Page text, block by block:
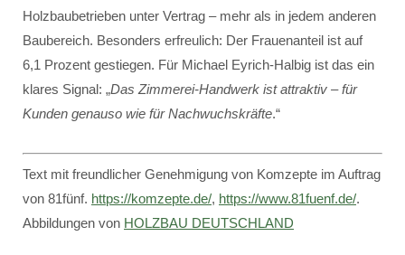
Holzbaubetrieben unter Vertrag – mehr als in jedem anderen
Baubereich. Besonders erfreulich: Der Frauenanteil ist auf
6,1 Prozent gestiegen. Für Michael Eyrich-Halbig ist das ein
klares Signal: „Das Zimmerei-Handwerk ist attraktiv – für
Kunden genauso wie für Nachwuchskräfte.“
Text mit freundlicher Genehmigung von Komzepte im Auftrag
von 81fünf. https://komzepte.de/, https://www.81fuenf.de/.
Abbildungen von HOLZBAU DEUTSCHLAND